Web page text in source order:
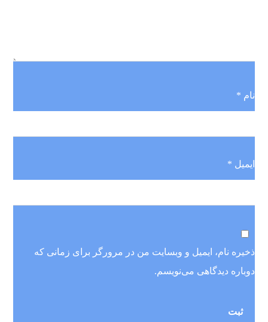
نام *
ایمیل *
ذخیره نام، ایمیل و وبسایت من در مرورگر برای زمانی که
دوباره دیدگاهی می‌نویسم.